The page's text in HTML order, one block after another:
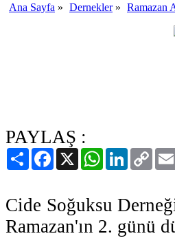
Ana Sayfa » Dernekler» Ramazan
PAYLAŞ :
PaylaşFacebook
X WhatsAppLinkedIn
Copy
Link
Cide Soğuksu
Ramazan'ın 2. günü